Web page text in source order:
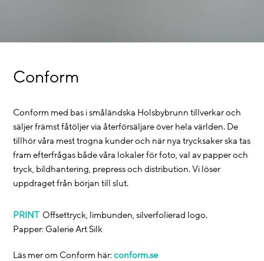
Conform
Conform med bas i småländska Holsbybrunn tillverkar och
säljer främst fåtöljer via återförsäljare över hela världen. De
tillhör våra mest trogna kunder och när nya trycksaker ska tas
fram efterfrågas både våra lokaler för foto, val av papper och
tryck, bildhantering, prepress och distribution. Vi löser
uppdraget från början till slut.
PRINTOffsettryck, limbunden, silverfolierad logo.
Papper: Galerie Art Silk
Läs mer om Conform här:conform.se